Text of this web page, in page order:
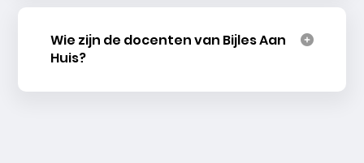
Wie zijn de docenten van Bijles Aan
Huis?